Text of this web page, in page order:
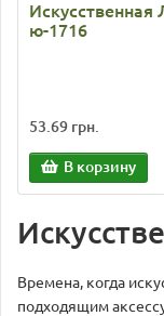
Искусственная
ю-1716
53.69 грн.
В корзину
Времена, когда
подходящим